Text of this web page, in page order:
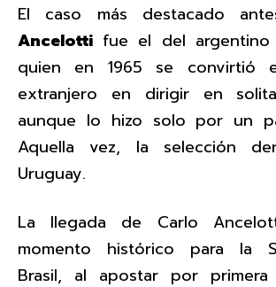
El caso más destacado
Ancelotti fue el del argentino
quien en 1965 se convirtió
extranjero en dirigir en
aunque lo hizo solo por un
Aquella vez, la selección
Uruguay.
La llegada de Carlo
momento histórico para la
Brasil, al apostar por